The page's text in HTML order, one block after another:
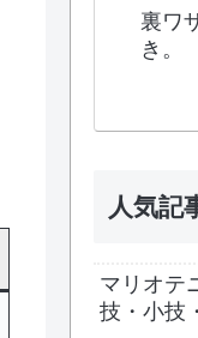
裏ワ
き。
人気記
マリオテ
技・小技